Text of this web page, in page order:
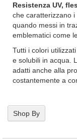
Resistenza UV,
che caratterizzano
quando messi in
emblematici come
Tutti i colori
e solubili in acqua.
adatti anche alla
costantemente a
Shop By